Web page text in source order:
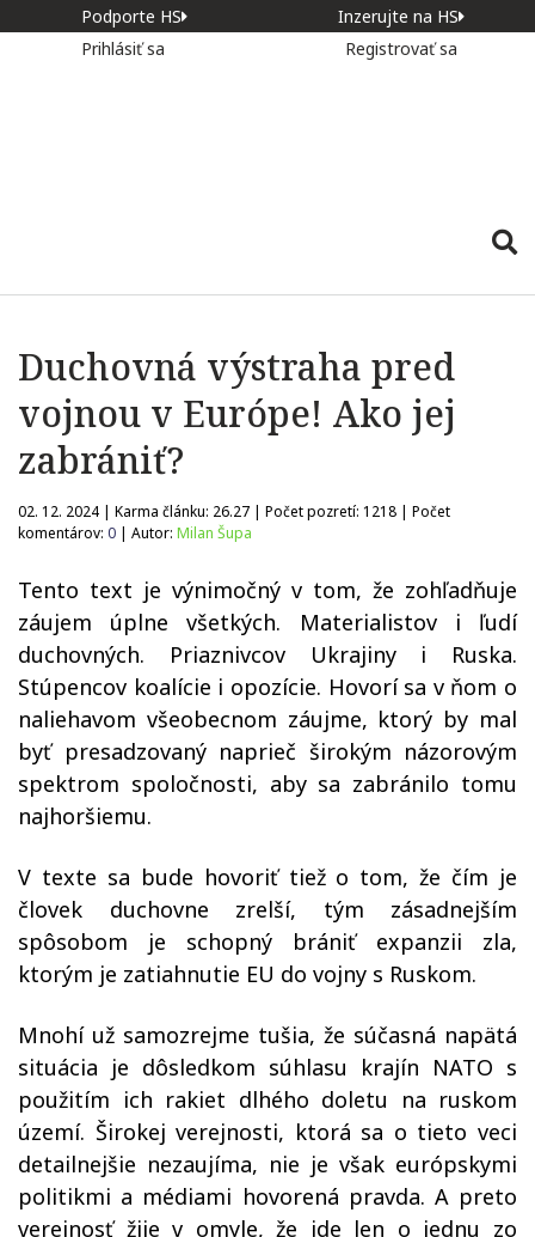
Podporte HS
Inzerujte na HS
Prihlásiť sa
Registrovať sa
Duchovná výstraha pred
vojnou v Európe! Ako jej
zabrániť?
02. 12. 2024 | Karma článku: 26.27 | Počet pozretí: 1218 | Počet
komentárov: 0 | Autor: Milan Šupa
Tento text je výnimočný v tom, že zohľadňuje
záujem úplne všetkých. Materialistov i ľudí
duchovných. Priaznivcov Ukrajiny i Ruska.
Stúpencov koalície i opozície. Hovorí sa v ňom o
naliehavom všeobecnom záujme, ktorý by mal
byť presadzovaný naprieč širokým názorovým
spektrom spoločnosti, aby sa zabránilo tomu
najhoršiemu.
V texte sa bude hovoriť tiež o tom, že čím je
človek duchovne zrelší, tým zásadnejším
spôsobom je schopný brániť expanzii zla,
ktorým je zatiahnutie EU do vojny s Ruskom.
Mnohí už samozrejme tušia, že súčasná napätá
situácia je dôsledkom súhlasu krajín NATO s
použitím ich rakiet dlhého doletu na ruskom
území. Širokej verejnosti, ktorá sa o tieto veci
detailnejšie nezaujíma, nie je však európskymi
politikmi a médiami hovorená pravda. A preto
verejnosť žije v omyle, že ide len o jednu zo